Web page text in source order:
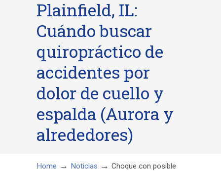
Plainfield, IL:
Cuándo buscar
quiropráctico de
accidentes por
dolor de cuello y
espalda (Aurora y
alrededores)
Home → Noticias → Choque con posible